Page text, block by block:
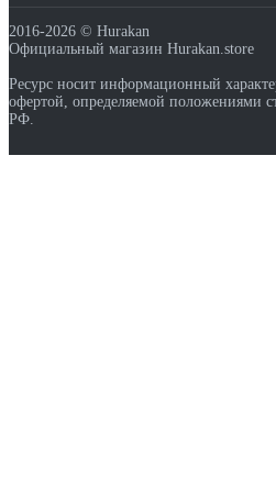
2016-2026 © Hurakan
Официальный магазин Hurakan.store
Ресурс носит информационный
офертой, определяемой положениями
РФ.